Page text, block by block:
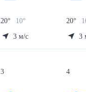
20° 10°
3 м/с
20°
3
3 4